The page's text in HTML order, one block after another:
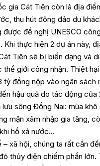
gia Cát Tiên còn là địa
thu hút đông đảo du
đề nghị UNESCO
Khi thực hiện 2 dự án này,
Tiên sẽ bị biến dạng và
thế giới công nhận. Thiệt
tỷ đồng nộp vào ngân sách
hậu quả do tác động của
sông Đồng Nai: mùa khô
mặn xâm nhập gia tăng,
hồ xả nước…
xã hội, chúng ta rất cần
thủy điện chiếm phần lớn.